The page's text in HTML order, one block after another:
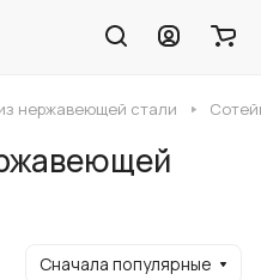
нержавеющей стали
Сначала популярные